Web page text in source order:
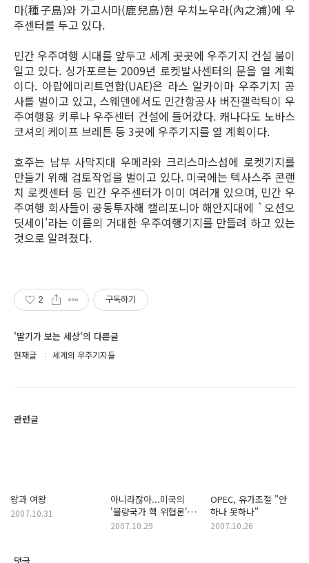
마(種子島)와 가고시마(鹿兒島)현 우치노우라(內之浦)에 우
주센터를 두고 있다.
민간 우주여행 시대를 앞두고 세계 곳곳에 우주기지 건설 붐이
일고 있다. 싱가포르는 2009년 로켓발사센터의 문을 열 계획
이다. 아랍에미리트연합(UAE)은 라스 알카이마 우주기지 공
사를 벌이고 있고, 스웨덴에서도 민간항공사 버진갤럭틱이 우
주여행용 키루나 우주센터 건설에 들어갔다. 캐나다도 노바스
코셔의 케이프 브레튼 등 3곳에 우주기지를 열 계획이다.
호주는 남부 사막지대 우메라와 크리스마스섬에 로켓기지를
만들기 위해 검토작업을 벌이고 있다. 미국에는 텍사스주 콘랜
치 로켓센터 등 민간 우주센터가 이미 여러개 있으며, 민간 우
주여행 회사들이 공동투자해 캘리포니아 해안지대에 `오션오
딧세이'라는 이름의 거대한 우주여행기지를 만들려 하고 있는
것으로 알려졌다.
2 구독하기
'딸기가 보는 세상'의 다른글
현재글 세계의 우주기지들
관련글
왕과 여왕
2007.10.31
아니라잖아...미국의
'불량국가 핵 위협론'에
IAEA 반발
2007.10.29
OPEC, 유가조절 "안
하나 못하나"
2007.10.26